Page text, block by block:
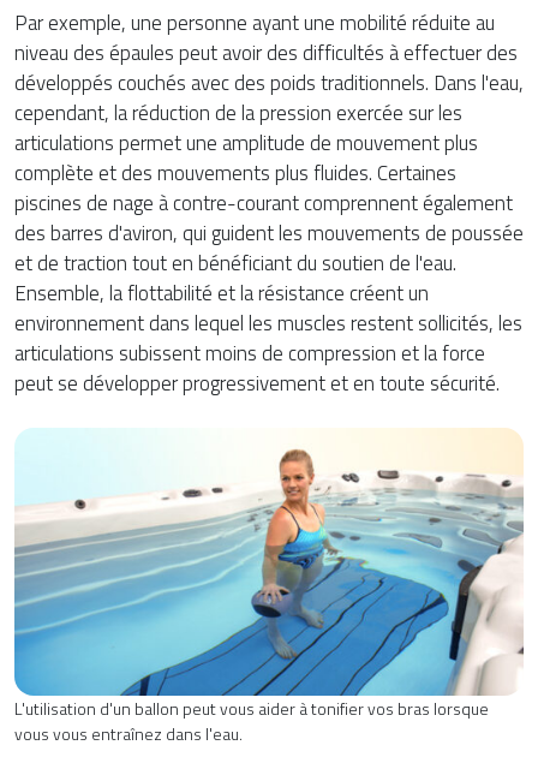
Par exemple, une personne ayant une mobilité réduite au
niveau des épaules peut avoir des difficultés à effectuer des
développés couchés avec des poids traditionnels. Dans l'eau,
cependant, la réduction de la pression exercée sur les
articulations permet une amplitude de mouvement plus
complète et des mouvements plus fluides. Certaines
piscines de nage à contre-courant comprennent également
des barres d'aviron, qui guident les mouvements de poussée
et de traction tout en bénéficiant du soutien de l'eau.
Ensemble, la flottabilité et la résistance créent un
environnement dans lequel les muscles restent sollicités, les
articulations subissent moins de compression et la force
peut se développer progressivement et en toute sécurité.
L'utilisation d'un ballon peut vous aider à tonifier vos bras lorsque
vous vous entraînez dans l'eau.